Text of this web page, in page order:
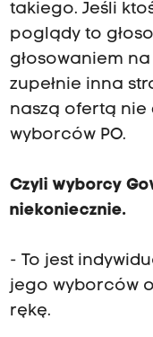
takiego. Jeśli
poglądy to
głosowaniem
zupełnie inna
naszą ofertą nie
wyborców PO.
Czyli wyborcy
niekoniecznie.
- To jest
jego wyborców
rękę.